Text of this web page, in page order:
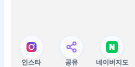
인스타 공유 네이버지도